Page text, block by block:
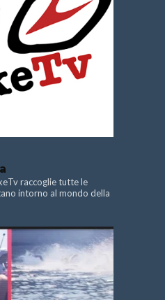
raccoglie tutte le
intorno al mondo della